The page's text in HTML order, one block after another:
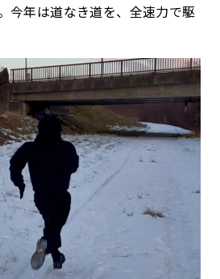
今年は道なき道を、全速力で駆